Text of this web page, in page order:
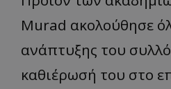
Murad ακολούθησε
ανάπτυξης του
καθιέρωσή του στο